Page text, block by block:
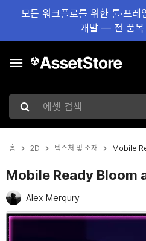
모든 워크플로를 위한 툴·프레
개발 — 전 품목
에셋 검색
홈 2D 텍스처 및 소재 Mobile
Mobile Ready Bloom
Alex Merqury
현재 슬라이드: 1 / 4